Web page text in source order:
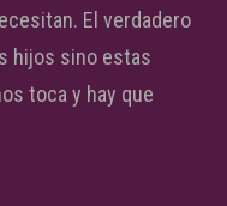
El verdadero
hijos sino estas
toca y hay que